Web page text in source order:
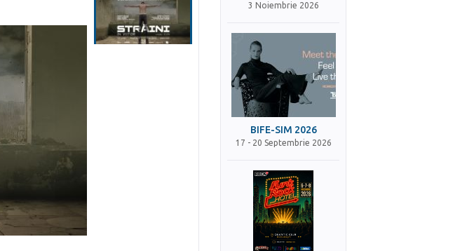
3 Noiembrie 2026
BIFE-SIM 2026
17 - 20 Septembrie 2026